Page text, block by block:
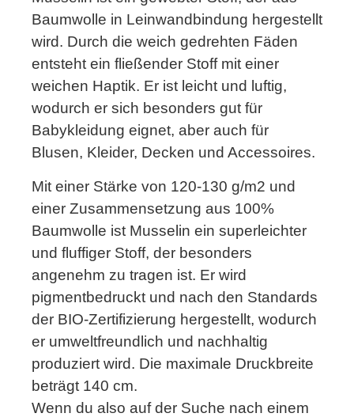
Baumwolle in Leinwandbindung hergestellt
wird. Durch die weich gedrehten Fäden
entsteht ein fließender Stoff mit einer
weichen Haptik. Er ist leicht und luftig,
wodurch er sich besonders gut für
Babykleidung eignet, aber auch für
Blusen, Kleider, Decken und Accessoires.
Mit einer Stärke von 120-130 g/m2 und
einer Zusammensetzung aus 100%
Baumwolle ist Musselin ein superleichter
und fluffiger Stoff, der besonders
angenehm zu tragen ist. Er wird
pigmentbedruckt und nach den Standards
der BIO-Zertifizierung hergestellt, wodurch
er umweltfreundlich und nachhaltig
produziert wird. Die maximale Druckbreite
beträgt 140 cm.
Wenn du also auf der Suche nach einem